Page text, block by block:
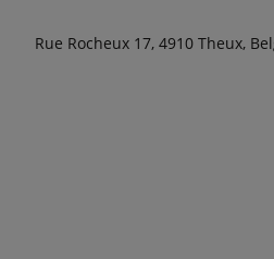
Rue Rocheux 17, 4910 Theux,